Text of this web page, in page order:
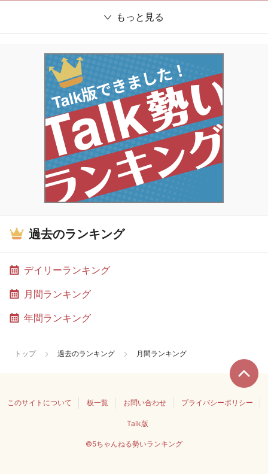
もっと見る
過去のランキング
デイリーランキング
月間ランキング
年間ランキング
トップ 過去のランキング 月間ランキング
このサイトについて 板一覧 お問い合わせ プライバシーポリシー
Talk版
©5ちゃんねる勢いランキング